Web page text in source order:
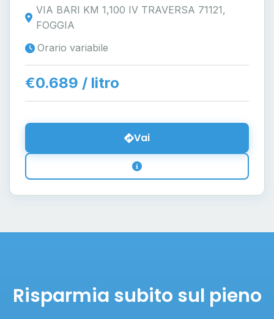
VIA BARI KM 1,100 IV TRAVERSA 71121,
FOGGIA
Orario variabile
€0.689 / litro
Vai
Risparmia subito sul pieno